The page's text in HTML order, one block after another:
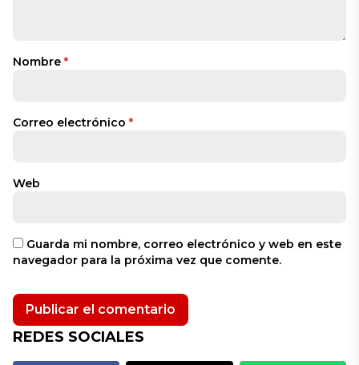
Nombre *
Correo electrónico *
Web
Guarda mi nombre, correo electrónico y web en este
navegador para la próxima vez que comente.
REDES SOCIALES